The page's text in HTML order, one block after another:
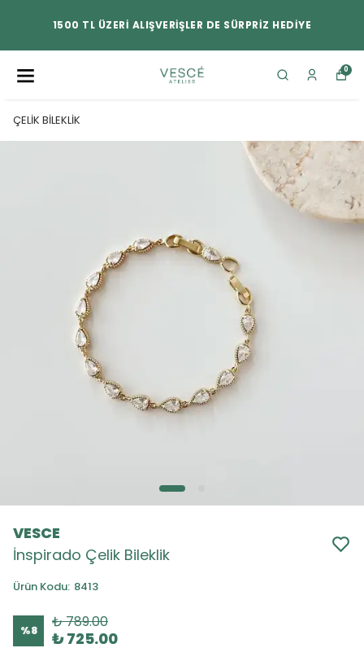
1500 TL ÜZERİ ALIŞVERİŞLER DE SÜRPRİZ HEDİYE
0
ÇELİK BİLEKLİK
VESCE
İnspirado Çelik Bileklik
Ürün Kodu: 8413
%8 ₺ 789.00
₺ 725.00